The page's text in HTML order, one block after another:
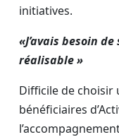
initiatives.
«J’avais besoin
réalisable »
Difficile de choisir
bénéficiaires